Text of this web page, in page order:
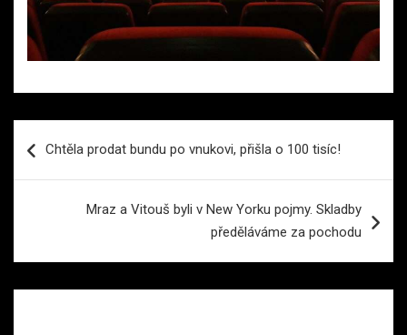
proChtěla prodat bundu po vnukovi, přišla o 100 tisíc!
Mraz a Vitouš byli v New Yorku pojmy. Skladby
předěláváme za pochodu